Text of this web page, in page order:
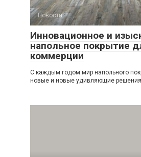
Новости
Инновационное и
напольное покрытие
коммерции
С каждым годом мир напольного
новые и новые удивляющие